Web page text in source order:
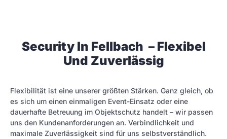
Security In Fellbach – Flexibel
Und Zuverlässig
Flexibilität ist eine unserer größten Stärken. Ganz gleich, ob
es sich um einen einmaligen Event-Einsatz oder eine
dauerhafte Betreuung im Objektschutz handelt – wir passen
uns den Kundenanforderungen an. Verbindlichkeit und
maximale Zuverlässigkeit sind für uns selbstverständlich.